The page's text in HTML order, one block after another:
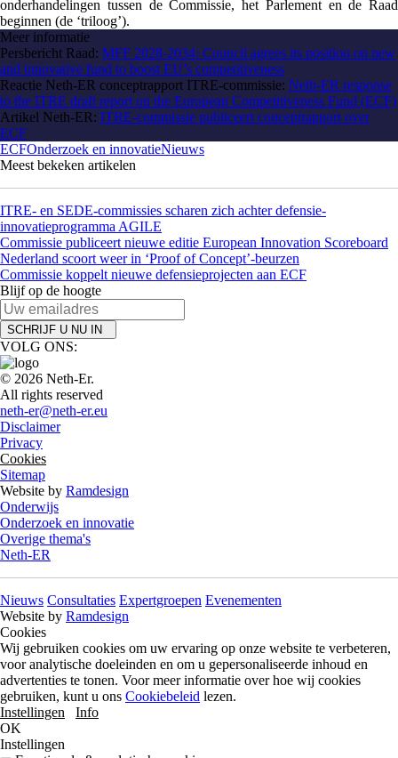
onderhandelingen tussen de Commissie, het Parlement en de Raad
beginnen (de ‘triloog’).
Meer informatie
Persbericht Raad: MFF 2028-2034: Council agrees its position on new
and innovative fund to boost EU’s competitiveness
Reactie Neth-ER conceptrapport ITRE-commissie: Neth-ER response
to the ITRE draft report on the European Competitiveness Fund (ECF)
Artikel Neth-ER: ITRE-commissie publiceert conceptrapport over
ECF
ECFOnderzoek en innovatieNieuws
Meest bekeken artikelen
ITRE- en SEDE-commissies scharen zich achter defensie-
innovatieprogramma AGILE
Commissie publiceert nieuwe editie European Innovation Scoreboard
Nederland scoort weer in ‘Proof of Concept’-beurzen
Commissie koppelt nieuwe defensieprojecten aan ECF
Blijf op de hoogte
SCHRIJF U NU IN
VOLG ONS:
© 2026 Neth-Er.
All rights reserved
neth-er@neth-er.eu
Disclaimer
Privacy
Cookies
Sitemap
Website by Ramdesign
Onderwijs
Onderzoek en innovatie
Overige thema's
Neth-ER
Nieuws Consultaties Expertgroepen Evenementen
Website by Ramdesign
Cookies
Wij gebruiken cookies om uw ervaring op onze website te verbeteren,
voor analytische doeleinden en om u gepersonaliseerde inhoud en
advertenties te tonen. Voor meer informatie over hoe wij cookies
gebruiken, kunt u ons Cookiebeleid lezen.
Instellingen
Info
OK
Instellingen